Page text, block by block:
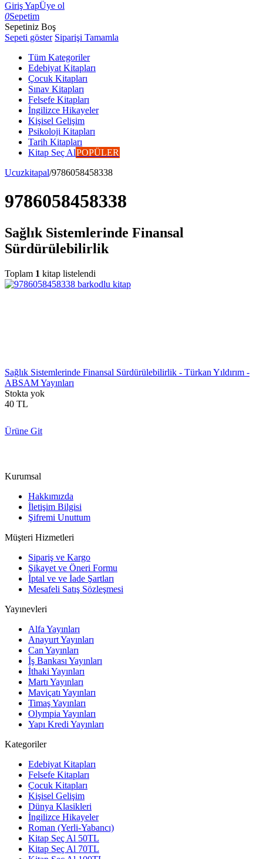
Giriş YapÜye ol
0Sepetim
Sepetiniz Boş
Sepeti göster Siparişi Tamamla
Tüm Kategoriler
Edebiyat Kitapları
Çocuk Kitapları
Sınav Kitapları
Felsefe Kitapları
İngilizce Hikayeler
Kişisel Gelişim
Psikoloji Kitapları
Tarih Kitapları
Kitap Seç AlPOPÜLER
Ucuzkitapal/9786058458338
9786058458338
Sağlık Sistemlerinde Finansal
Sürdürülebilirlik
Toplam 1 kitap listelendi
Sağlık Sistemlerinde Finansal Sürdürülebilirlik - Türkan Yıldırım -
ABSAM Yayınları
Stokta yok
40 TL
Ürüne Git
Kurumsal
Hakkımızda
İletişim Bilgisi
Şifremi Unuttum
Müşteri Hizmetleri
Sipariş ve Kargo
Şikayet ve Öneri Formu
İptal ve ve İade Şartları
Mesafeli Satış Sözleşmesi
Yayınevleri
Alfa Yayınları
Anayurt Yayınları
Can Yayınları
İş Bankası Yayınları
İthaki Yayınları
Martı Yayınları
Maviçatı Yayınları
Timaş Yayınları
Olympia Yayınları
Yapı Kredi Yayınları
Kategoriler
Edebiyat Kitapları
Felsefe Kitapları
Çocuk Kitapları
Kişisel Gelişim
Dünya Klasikleri
İngilizce Hikayeler
Roman (Yerli-Yabancı)
Kitap Seç Al 50TL
Kitap Seç Al 70TL